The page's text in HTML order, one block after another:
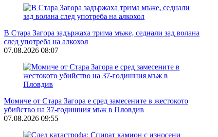
В Стара Загора задържаха трима мъже, седнали зад волана
след употреба на алкохол
07.08.2026 08:07
Момиче от Стара Загора е сред замесените в жестокото
убийство на 37-годишния мъж в Пловдив
07.08.2026 09:55